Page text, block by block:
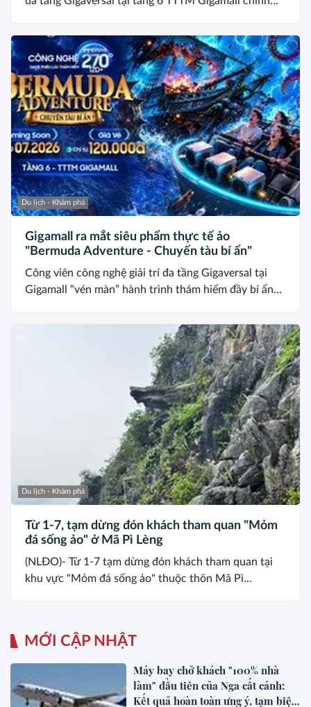
Du lịch - Khám phá
Gigamall ra mắt siêu phẩm thực tế ảo
"Bermuda Adventure - Chuyến tàu bí ẩn"
Công viên công nghệ giải trí đa tầng Gigaversal tại
Gigamall “vén màn” hành trình thám hiểm đầy bí ẩn...
Du lịch - Khám phá
Từ 1-7, tạm dừng đón khách tham quan "Mỏm
đá sống ảo" ở Mã Pì Lèng
(NLĐO)- Từ 1-7 tạm dừng đón khách tham quan tại
khu vực "Mỏm đá sống ảo" thuộc thôn Mã Pì...
MỚI CẬP NHẬT
Máy bay chở khách "100% nhà
làm" đầu tiên của Nga cất cánh:
Kết quả hoàn toàn ưng ý, tạm biệt